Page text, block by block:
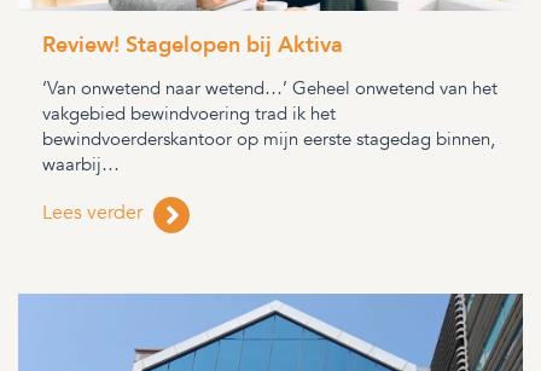
Review! Stagelopen bij Aktiva
‘Van onwetend naar wetend…’ Geheel onwetend van het
vakgebied bewindvoering trad ik het
bewindvoerderskantoor op mijn eerste stagedag binnen,
waarbij…
Lees verder